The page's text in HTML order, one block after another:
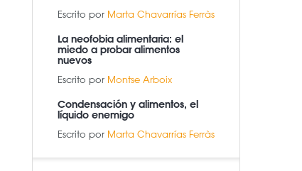
Escrito por Marta Chavarrías Ferràs
La neofobia alimentaria: el
miedo a probar alimentos
nuevos
Escrito por Montse Arboix
Condensación y alimentos, el
líquido enemigo
Escrito por Marta Chavarrías Ferràs